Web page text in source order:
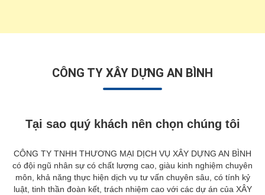
CÔNG TY XÂY DỰNG AN BÌNH
Tại sao quý khách nên chọn chúng tôi
CÔNG TY TNHH THƯƠNG MẠI DỊCH VỤ XÂY DỰNG AN BÌNH
có đội ngũ nhân sự có chất lượng cao, giàu kinh nghiệm chuyên
môn, khả năng thực hiện dịch vụ tư vấn chuyên sâu, có tính kỷ
luật, tinh thần đoàn kết, trách nhiệm cao với các dự án của XÂY